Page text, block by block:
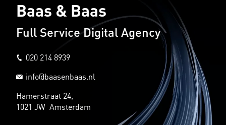
Baas & Baas
Full Service Digital Agency
020 214 8939
info@baasenbaas.nl
Hamerstraat 24,
1021 JW Amsterdam